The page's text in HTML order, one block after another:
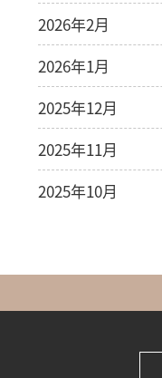
2026年2月
2026年1月
2025年12月
2025年11月
2025年10月